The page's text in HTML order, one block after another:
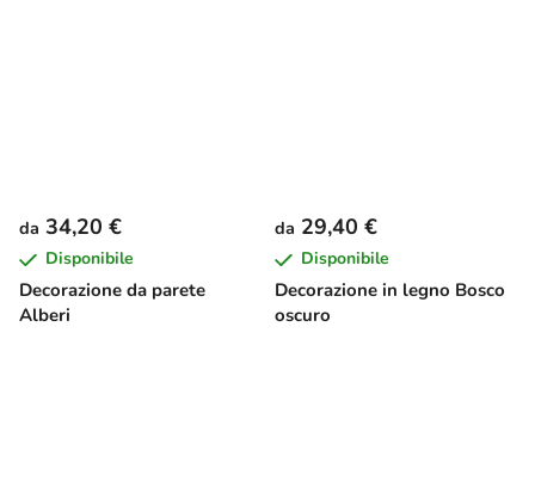
Decorazione da parete
Alberi
da 34,20 €
Disponibile
Decorazione in legno Bosco
oscuro
da 29,40 €
Disponibile